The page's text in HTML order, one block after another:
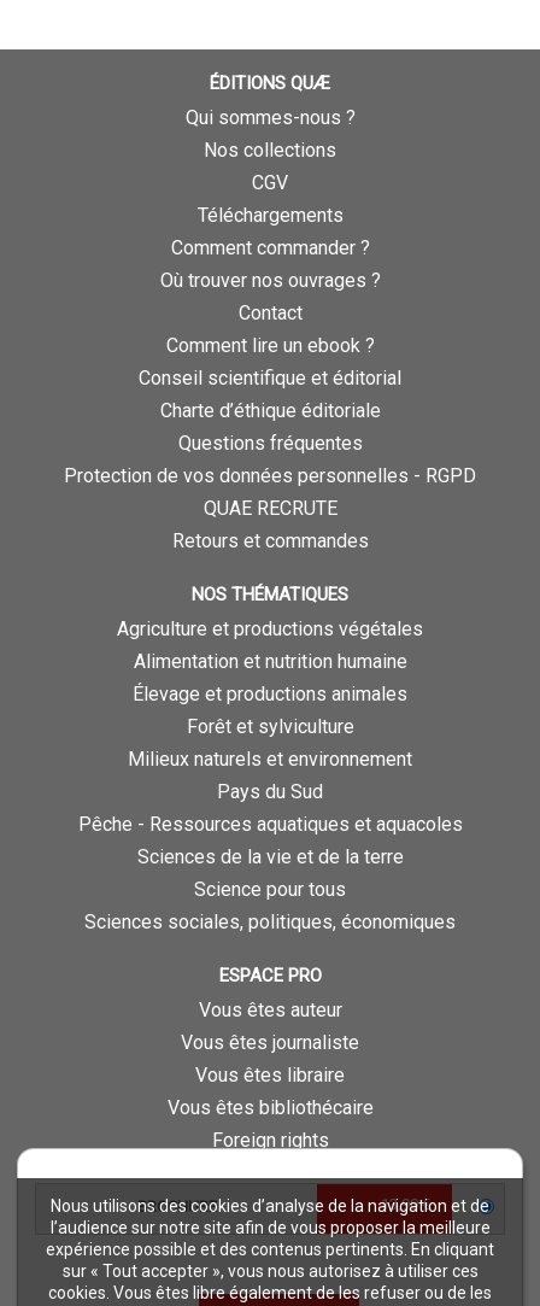
Nous utilisons des cookies d’analyse de la navigation et de
l’audience sur notre site afin de vous proposer la meilleure
expérience possible et des contenus pertinents. En cliquant
sur « Tout accepter », vous nous autorisez à utiliser ces
cookies. Vous êtes libre également de les refuser ou de les
BROCHURE 13,90 €
ÉDITIONS QUÆ
Qui sommes-nous ?
Nos collections
CGV
Téléchargements
Comment commander ?
Où trouver nos ouvrages ?
Contact
Comment lire un ebook ?
Conseil scientifique et éditorial
Charte d’éthique éditoriale
Questions fréquentes
Protection de vos données personnelles - RGPD
QUAE RECRUTE
Retours et commandes
NOS THÉMATIQUES
Agriculture et productions végétales
Alimentation et nutrition humaine
Élevage et productions animales
Forêt et sylviculture
Milieux naturels et environnement
Pays du Sud
Pêche - Ressources aquatiques et aquacoles
Sciences de la vie et de la terre
Science pour tous
Sciences sociales, politiques, économiques
ESPACE PRO
Vous êtes auteur
Vous êtes journaliste
Vous êtes libraire
Vous êtes bibliothécaire
Foreign rights
Procédure d'évaluation
NOTRE SITE
Quae © 2018
Mentions légales